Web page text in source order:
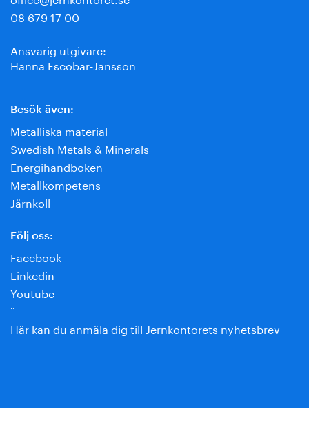
08 679 17 00
Ansvarig utgivare:
Hanna Escobar-Jansson
Besök även:
Metalliska material
Swedish Metals & Minerals
Energihandboken
Metallkompetens
Järnkoll
Följ oss:
Facebook
Linkedin
Youtube
¨
Här kan du anmäla dig till Jernkontorets nyhetsbrev